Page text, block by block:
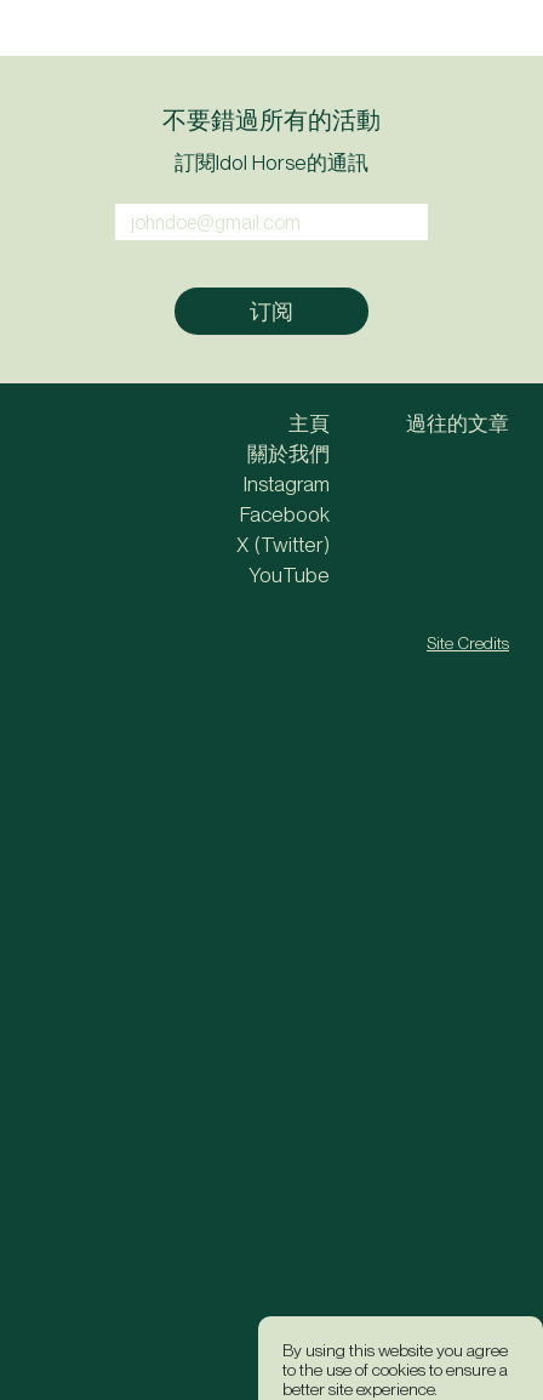
By using this website you agree
to the use of cookies to ensure a
better site experience.
不要錯過所有的活動
訂閱Idol Horse的通訊
主頁
關於我們
過往的文章
Instagram
Facebook
X (Twitter)
YouTube
Site Credits